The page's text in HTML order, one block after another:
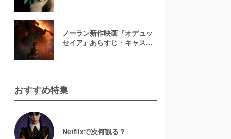
ノーラン新作映画『オデュッ
セイア』あらすじ・キャスト
おすすめ特集
Netflixで次何観る？